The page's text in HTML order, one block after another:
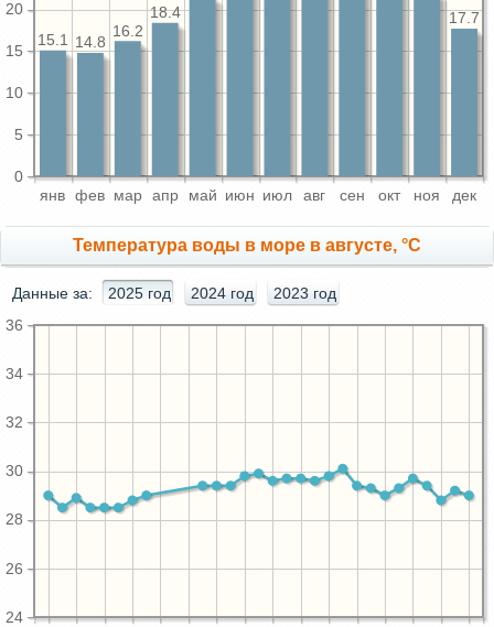
янв фев мар апр май июн июл авг сен окт ноя дек
0
5
10
15
20
17.7
18.4
16.2
14.8
15.1
Температура воды в море в августе, °C
Данные за: 2025 год 2024 год 2023 год
24
26
28
30
32
34
36